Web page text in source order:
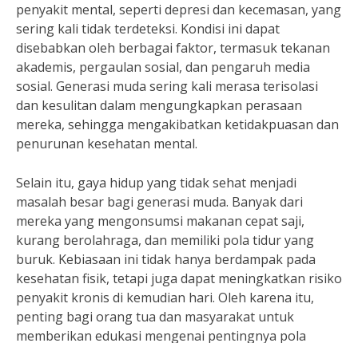
penyakit mental, seperti depresi dan kecemasan, yang
sering kali tidak terdeteksi. Kondisi ini dapat
disebabkan oleh berbagai faktor, termasuk tekanan
akademis, pergaulan sosial, dan pengaruh media
sosial. Generasi muda sering kali merasa terisolasi
dan kesulitan dalam mengungkapkan perasaan
mereka, sehingga mengakibatkan ketidakpuasan dan
penurunan kesehatan mental.
Selain itu, gaya hidup yang tidak sehat menjadi
masalah besar bagi generasi muda. Banyak dari
mereka yang mengonsumsi makanan cepat saji,
kurang berolahraga, dan memiliki pola tidur yang
buruk. Kebiasaan ini tidak hanya berdampak pada
kesehatan fisik, tetapi juga dapat meningkatkan risiko
penyakit kronis di kemudian hari. Oleh karena itu,
penting bagi orang tua dan masyarakat untuk
memberikan edukasi mengenai pentingnya pola